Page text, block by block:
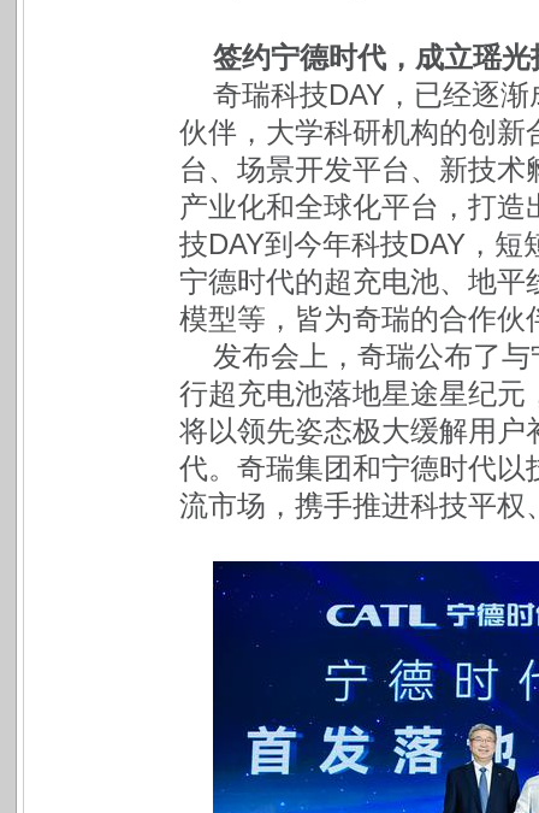
签约宁德时代，成立瑶
奇瑞科技DAY，已经逐
伙伴，大学科研机构的创
台、场景开发平台、新技
产业化和全球化平台，打
技DAY到今年科技DAY，
宁德时代的超充电池、地
模型等，皆为奇瑞的合作伙
发布会上，奇瑞公布了
行超充电池落地星途星纪
将以领先姿态极大缓解用
代。奇瑞集团和宁德时代
流市场，携手推进科技平权